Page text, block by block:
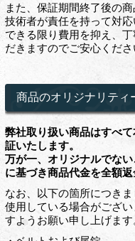
また、保証期間終了後の
技術者が責任を持って対
できる限り費用を抑え、
だきますのでご安心くださ
商品のオリジナリティ
弊社取り扱い商品はすべ
証いたします。
万が一、オリジナルでな
に基づき商品代金を全額返
なお、以下の箇所につき
使用している場合がござ
すようお願い申し上げます